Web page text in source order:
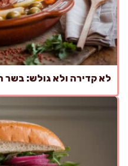
לא קדירה ולא גולש: